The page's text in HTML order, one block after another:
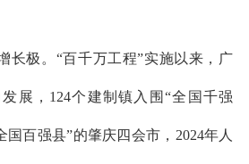
长极。“百千万工程”实施以来，广
展，124个建制镇入围“全国千强
国百强县”的肇庆四会市，2024年人